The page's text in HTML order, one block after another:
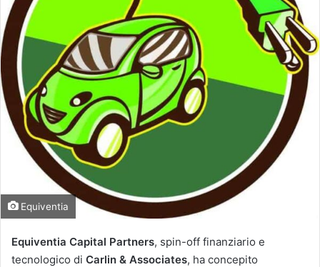
Equiventia
Equiventia Capital Partners, spin-off finanziario e
tecnologico di Carlin & Associates, ha concepito